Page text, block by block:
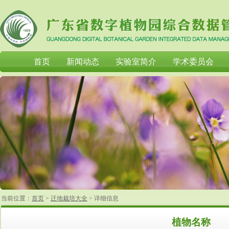
首页 新闻动态 实验室简介 学术委员会
当前位置： 首页 > 迁地栽培大全 > 详细信息
植物名称